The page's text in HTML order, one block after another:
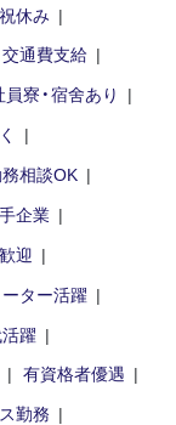
休み
交通費支給
員寮・宿舍あり
相談OK
企業
迎
ター活躍
躍
有資格者優遇
勤務